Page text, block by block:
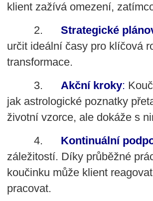
klient zažívá omezení,
2.
Strategické
určit ideální časy pro klíčová
transformace.
3.
Akční kroky:
jak astrologické poznatky
životní vzorce, ale dokáže s
4.
Kontinuální
záležitostí. Díky průběžné
koučinku může klient
pracovat.